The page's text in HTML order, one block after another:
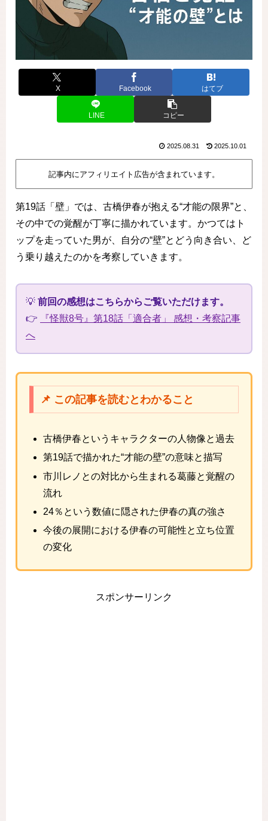
X Facebook はてブ
LINE コピー
2025.08.31 2025.10.01
記事内にアフィリエイト広告が含まれています。
第19話「壁」では、古橋伊春が抱える“才能の限界”と、
その中での覚醒が丁寧に描かれています。かつてはト
ップを走っていた男が、自分の“壁”とどう向き合い、ど
う乗り越えたのかを考察していきます。
💡 前回の感想はこちらからご覧いただけます。
👉
『怪獣8号』第18話「適合者」 感想・考察記事
へ
📌 この記事を読むとわかること
古橋伊春というキャラクターの人物像と過去
第19話で描かれた“才能の壁”の意味と描写
市川レノとの対比から生まれる葛藤と覚醒の
流れ
24％という数値に隠された伊春の真の強さ
今後の展開における伊春の可能性と立ち位置
の変化
スポンサーリンク